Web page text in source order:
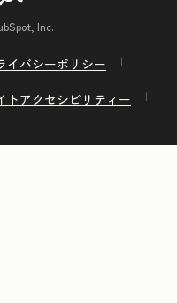
Inc.
イバシーポリシー
トアクセシビリティー